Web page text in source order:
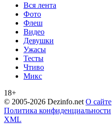
Вся лента
Фото
Флеш
Видео
Девушки
Ужасы
Тесты
Чтиво
Микс
18+
© 2005-2026 Dezinfo.net О сайте
Политика конфиденциальности
XML